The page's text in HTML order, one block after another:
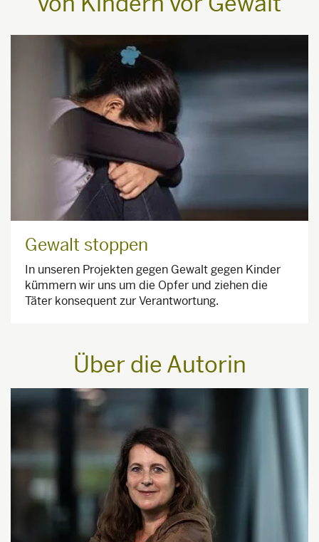
Gewalt stoppen
In unseren Projekten gegen Gewalt gegen Kinder
kümmern wir uns um die Opfer und ziehen die
Täter konsequent zur Verantwortung.
Über die Autorin